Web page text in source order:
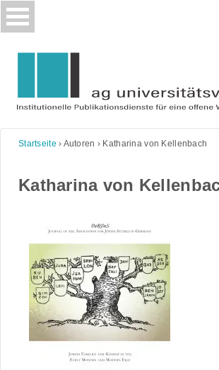
Skip
to
Startseite › Autoren › Katharina von Kellenbach
Katharina von